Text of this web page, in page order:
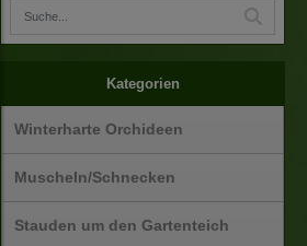
Kategorien
Winterharte Orchideen
Muscheln/Schnecken
Stauden um den Gartenteich